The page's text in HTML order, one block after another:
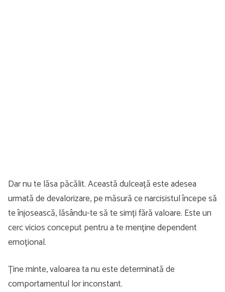
Dar nu te lăsa păcălit. Această dulceață este adesea
urmată de devalorizare, pe măsură ce narcisistul începe să
te înjosească, lăsându-te să te simți fără valoare. Este un
cerc vicios conceput pentru a te menține dependent
emoțional.
Ține minte, valoarea ta nu este determinată de
comportamentul lor inconstant.